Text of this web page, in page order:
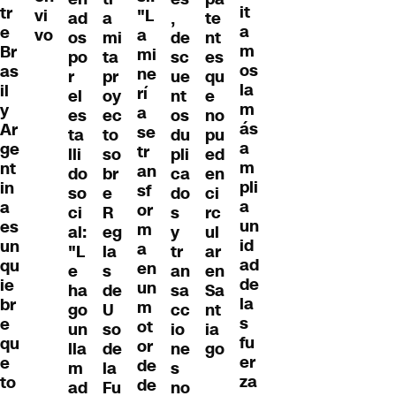
tr
e
Br
as
il
y
Ar
ge
nt
in
a
es
un
qu
ie
br
e
qu
e
to
vi
vo
ad
os
po
r
el
es
ta
lli
do
so
ci
al:
"L
e
ha
go
un
lla
m
ad
a
mi
ta
pr
oy
ec
to
so
br
e
R
eg
la
s
de
U
so
de
la
Fu
"L
a
mi
ne
rí
a
se
tr
an
sf
or
m
a
en
un
m
ot
or
de
de
,
de
sc
ue
nt
os
du
pli
ca
do
s
y
tr
an
sa
cc
io
ne
s
no
te
nt
es
qu
e
no
pu
ed
en
ci
rc
ul
ar
en
Sa
nt
ia
go
it
a
m
os
la
m
ás
a
m
pli
a
un
id
ad
de
la
s
fu
er
za